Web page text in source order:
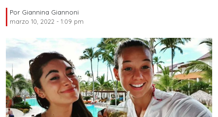
Por Giannina Giannoni
marzo 10, 2022 - 1:09 pm